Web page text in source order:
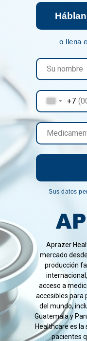
+7
Sus datos
o llena
Aprazer
mercado
producción
acceso a
accesibles para
del mundo,
Guatemala y
Healthcare es
pacientes